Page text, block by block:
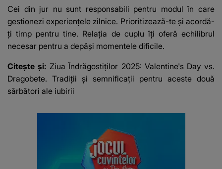
Cei din jur nu sunt responsabili pentru modul în care
gestionezi experiențele zilnice. Prioritizează-te și acordă-
ți timp pentru tine. Relația de cuplu îți oferă echilibrul
necesar pentru a depăși momentele dificile.
Citește și:Ziua Îndrăgostiților 2025: Valentine's Day vs.
Dragobete. Tradiții și semnificații pentru aceste două
sărbători ale iubirii